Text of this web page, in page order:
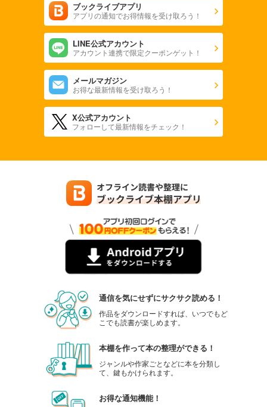
ブックライブアプリ
アプリの通知でお得情報を受け取ろう！
LINE公式アカウント
アカウント連携で限定クーポンゲット！
メールマガジン
お得な最新情報を受け取ろう！
X公式アカウント
フォローして最新情報をチェック！
通信を気にせずにサクサク読める！
作品をダウンロードすれば、いつでもど
こでも読書が楽しめます。
本棚を作って本の整理ができる！
ジャンルや作家ごとなどに本を分類し
て、鍵もかけられます。
お得な通知機能！